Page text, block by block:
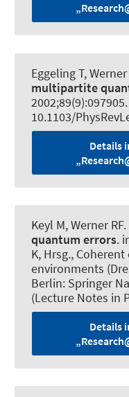
Eggeling T, Werner
multipartite
10.1103/
Details
Keyl M, Werner RF.
quantum errors.
K, Hrsg.,
environments
Berlin: Springer
(Lecture Notes in
Details